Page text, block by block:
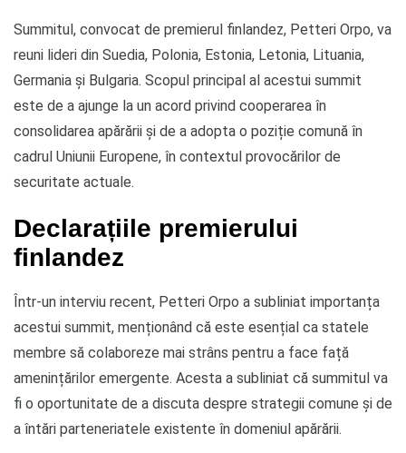
Summitul, convocat de premierul finlandez, Petteri Orpo, va
reuni lideri din Suedia, Polonia, Estonia, Letonia, Lituania,
Germania și Bulgaria. Scopul principal al acestui summit
este de a ajunge la un acord privind cooperarea în
consolidarea apărării și de a adopta o poziție comună în
cadrul Uniunii Europene, în contextul provocărilor de
securitate actuale.
Declarațiile premierului
finlandez
Într-un interviu recent, Petteri Orpo a subliniat importanța
acestui summit, menționând că este esențial ca statele
membre să colaboreze mai strâns pentru a face față
amenințărilor emergente. Acesta a subliniat că summitul va
fi o oportunitate de a discuta despre strategii comune și de
a întări parteneriatele existente în domeniul apărării.